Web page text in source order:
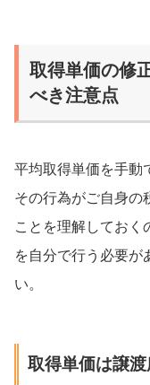
取得単価の修
べき注意点
平均取得単価を手動
その行為がご自身の
ことを理解しておく
を自分で行う必要が
い。
取得単価は譲